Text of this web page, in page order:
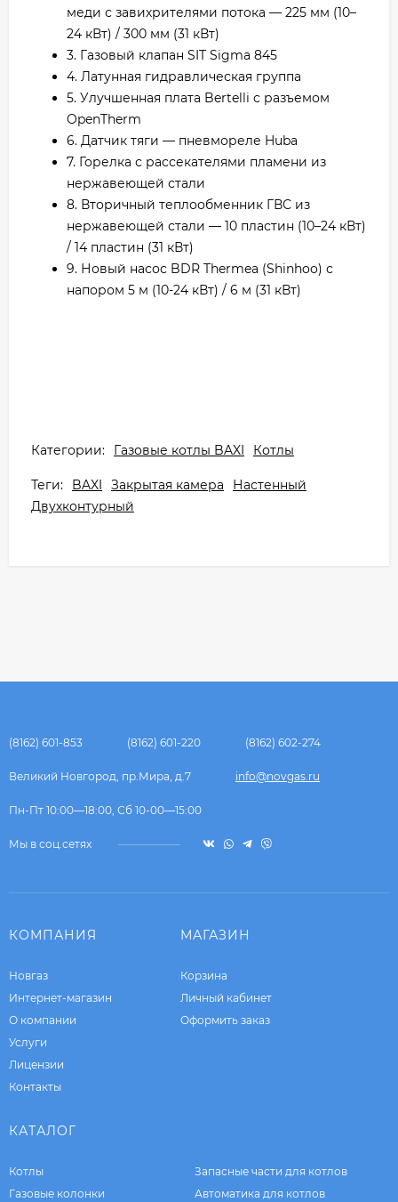
меди с завихрителями потока — 225 мм (10–
24 кВт) / 300 мм (31 кВт)
3. Газовый клапан SIT Sigma 845
4. Латунная гидравлическая группа
5. Улучшенная плата Bertelli с разъемом
OpenTherm
6. Датчик тяги — пневмореле Huba
7. Горелка с рассекателями пламени из
нержавеющей стали
8. Вторичный теплообменник ГВС из
нержавеющей стали — 10 пластин (10–24 кВт)
/ 14 пластин (31 кВт)
9. Новый насос BDR Thermea (Shinhoo) с
напором 5 м (10-24 кВт) / 6 м (31 кВт)
Категории: Газовые котлы BAXI Котлы
Теги: BAXI Закрытая камера
Настенный
Двухконтурный
(8162) 601-853 (8162) 601-220 (8162) 602-274
Великий Новгород, пр.Мира, д.7 info@novgas.ru
Пн-Пт 10:00—18:00, Сб 10-00—15:00
Мы в соц.сетях
КОМПАНИЯ
Новгаз
Интернет-магазин
О компании
Услуги
Лицензии
Контакты
МАГАЗИН
Корзина
Личный кабинет
Оформить заказ
КАТАЛОГ
Котлы
Газовые колонки
Запасные части для котлов
Автоматика для котлов